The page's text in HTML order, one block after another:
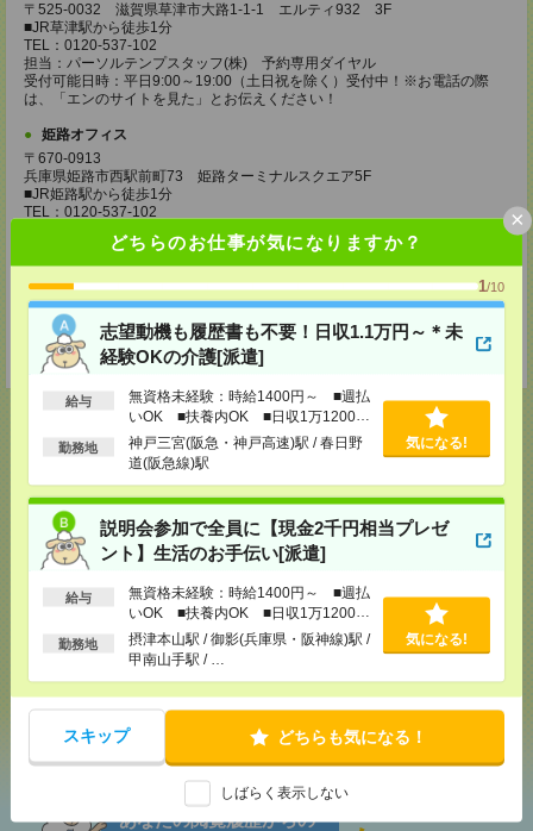
どちらのお仕事が気になりますか？
1/10
志望動機も履歴書も不要！日収1.1万円～＊未
経験OKの介護[派遣]
給与
無資格未経験：時給1400円～ ■週払
いOK ■扶養内OK ■日収1万1200円
以上
勤務地
神戸三宮(阪急・神戸高速)駅 / 春日野
道(阪急線)駅
気になる!
説明会参加で全員に【現金2千円相当プレゼ
ント】生活のお手伝い[派遣]
給与
無資格未経験：時給1400円～ ■週払
いOK ■扶養内OK ■日収1万1200円
以上
勤務地
摂津本山駅 / 御影(兵庫県・阪神線)駅 /
甲南山手駅 / …
気になる!
スキップ どちらも気になる！
しばらく表示しない
×
〒525-0032 滋賀県草津市大路1-1-1 エルティ932 3F
■JR草津駅から徒歩1分
TEL：0120-537-102
担当：パーソルテンプスタッフ(株) 予約専用ダイヤル
受付可能日時：平日9:00～19:00（土日祝を除く）受付中！※お電話の際
は、「エンのサイトを見た」とお伝えください！
姫路オフィス
〒670-0913
兵庫県姫路市西駅前町73 姫路ターミナルスクエア5F
■JR姫路駅から徒歩1分
TEL：0120-537-102
担当：パーソルテンプスタッフ(株) 予約専用ダイヤル
受付可能日時：平日9:00～19:00（土日祝を除く）受付中！※お電話の際
は、「エンのサイトを見た」とお伝えください！
登録交通費
【面談付き電話登録】・【面談なしオンライン登録】どちらも来社不要で
す！
応募ページへ
気になる！
メールで送る LINEで送る
シェア ツイート ブックマーク
あなたの閲覧履歴からの